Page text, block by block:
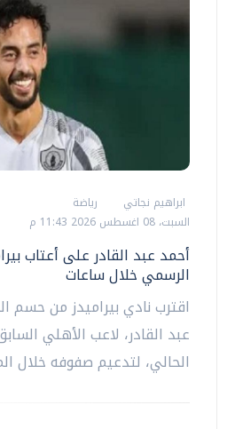
ابراهيم نجاتي
رياضة
السبت، 08 اغسطس 2026 11:43 م
أحمد عبد القادر على أعتاب
الرسمي خلال ساعات
اقترب نادي بيراميدز من حسم
عبد القادر، لاعب الأهلي
الحالي، لتدعيم صفوفه خلال